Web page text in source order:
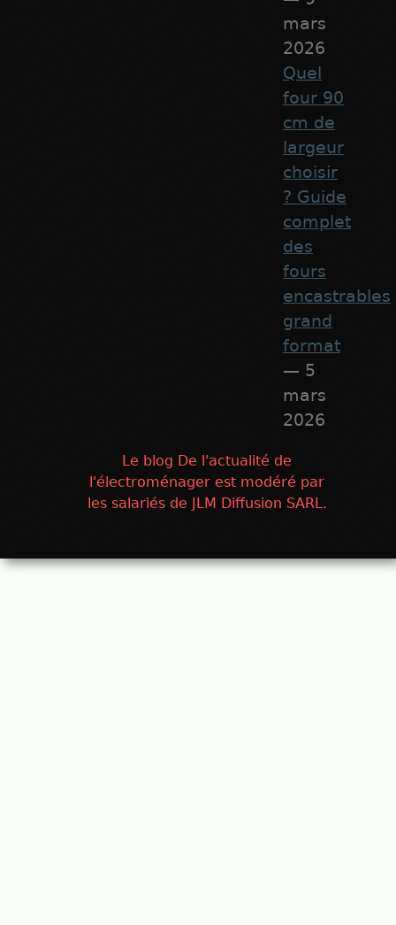
mars
2026
Quel
four 90
cm de
largeur
choisir
? Guide
complet
des
fours
encastrables
grand
format
— 5
mars
2026
Le blog De l'actualité de
l'électroménager est modéré par
les salariés de JLM Diffusion SARL.